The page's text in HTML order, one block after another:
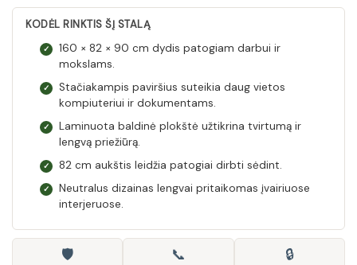
KODĖL RINKTIS ŠĮ STALĄ
✓
160 × 82 × 90 cm dydis patogiam darbui ir
mokslams.
✓
Stačiakampis paviršius suteikia daug vietos
kompiuteriui ir dokumentams.
✓
Laminuota baldinė plokštė užtikrina tvirtumą ir
lengvą priežiūrą.
✓ 82 cm aukštis leidžia patogiai dirbti sėdint.
✓
Neutralus dizainas lengvai pritaikomas įvairiuose
interjeruose.
🛡 📞 🔒